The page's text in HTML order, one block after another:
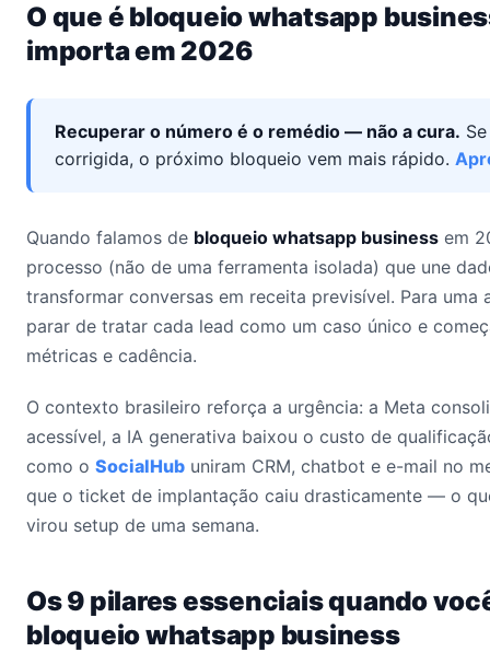
O que é bloqueio whatsapp
importa em 2026
Recuperar o número é o remédio — não a cura.
corrigida, o próximo bloqueio vem mais rápido.
Quando falamos de bloqueio whatsapp business em
processo (não de uma ferramenta isolada) que une
transformar conversas em receita previsível. Para uma
parar de tratar cada lead como um caso único e
métricas e cadência.
O contexto brasileiro reforça a urgência: a Meta
acessível, a IA generativa baixou o custo de
como o SocialHub uniram CRM, chatbot e e-mail no
que o ticket de implantação caiu drasticamente — o
virou setup de uma semana.
Os 9 pilares essenciais quando
bloqueio whatsapp business